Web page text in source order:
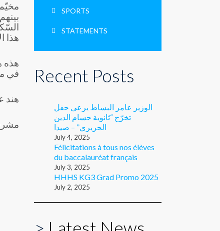
هذا
هذه
في
هند
SPORTS
STATEMENTS
Recent Posts
الوزير عامر البساط يرعى حفل
تخرّج “ثانوية حسام الدين
الحريري” – صيدا
July 4, 2025
Félicitations à tous nos élèves
du baccalauréat français
July 3, 2025
HHHS KG3 Grad Promo 2025
July 2, 2025